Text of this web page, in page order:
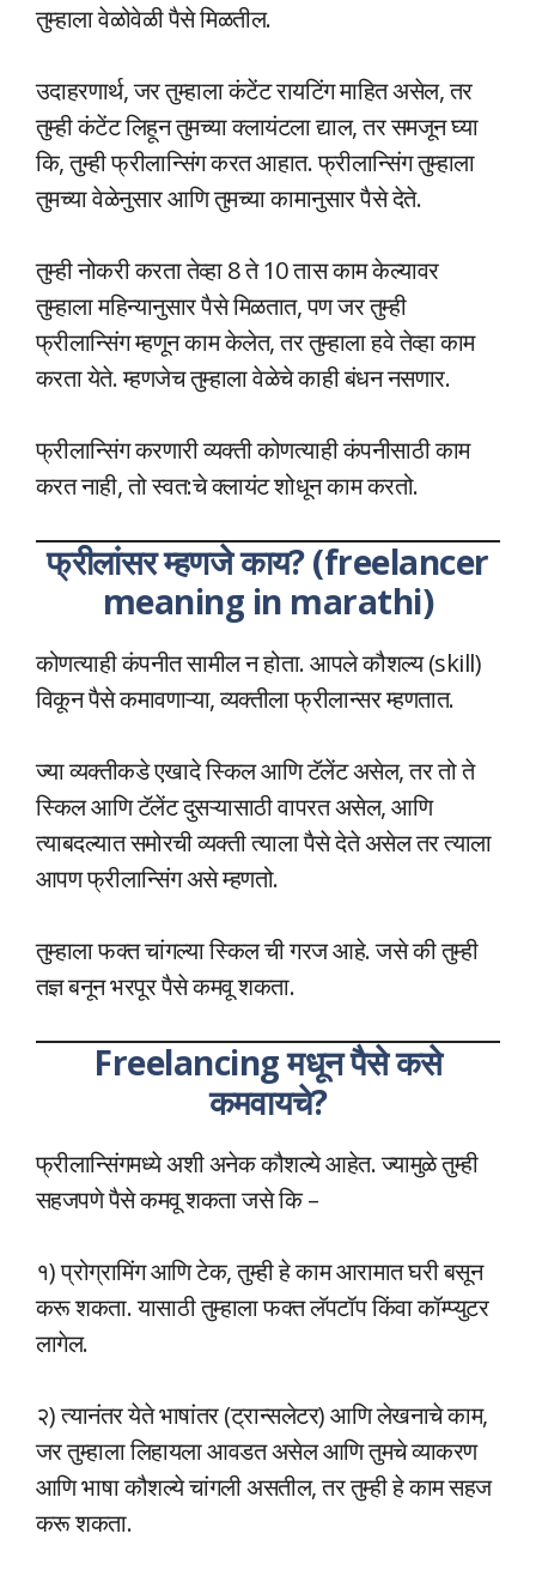
तुम्हाला वेळोवेळी पैसे मिळतील.
उदाहरणार्थ, जर तुम्हाला कंटेंट रायटिंग माहित असेल, तर
तुम्ही कंटेंट लिहून तुमच्या क्लायंटला द्याल, तर समजून घ्या
कि, तुम्ही फ्रीलान्सिंग करत आहात. फ्रीलान्सिंग तुम्हाला
तुमच्या वेळेनुसार आणि तुमच्या कामानुसार पैसे देते.
तुम्ही नोकरी करता तेव्हा 8 ते 10 तास काम केल्यावर
तुम्हाला महिन्यानुसार पैसे मिळतात, पण जर तुम्ही
फ्रीलान्सिंग म्हणून काम केलेत, तर तुम्हाला हवे तेव्हा काम
करता येते. म्हणजेच तुम्हाला वेळेचे काही बंधन नसणार.
फ्रीलान्सिंग करणारी व्यक्ती कोणत्याही कंपनीसाठी काम
करत नाही, तो स्वत:चे क्लायंट शोधून काम करतो.
फ्रीलांसर म्हणजे काय? (freelancer
meaning in marathi)
कोणत्याही कंपनीत सामील न होता. आपले कौशल्य (skill)
विकून पैसे कमावणाऱ्या, व्यक्तीला फ्रीलान्सर म्हणतात.
ज्या व्यक्तीकडे एखादे स्किल आणि टॅलेंट असेल, तर तो ते
स्किल आणि टॅलेंट दुसऱ्यासाठी वापरत असेल, आणि
त्याबदल्यात समोरची व्यक्ती त्याला पैसे देते असेल तर त्याला
आपण फ्रीलान्सिंग असे म्हणतो.
तुम्हाला फक्त चांगल्या स्किल ची गरज आहे. जसे की तुम्ही
तज्ञ बनून भरपूर पैसे कमवू शकता.
Freelancing मधून पैसे कसे
कमवायचे?
फ्रीलान्सिंगमध्ये अशी अनेक कौशल्ये आहेत. ज्यामुळे तुम्ही
सहजपणे पैसे कमवू शकता जसे कि –
१) प्रोग्रामिंग आणि टेक, तुम्ही हे काम आरामात घरी बसून
करू शकता. यासाठी तुम्हाला फक्त लॅपटॉप किंवा कॉम्प्युटर
लागेल.
२) त्यानंतर येते भाषांतर (ट्रान्सलेटर) आणि लेखनाचे काम,
जर तुम्हाला लिहायला आवडत असेल आणि तुमचे व्याकरण
आणि भाषा कौशल्ये चांगली असतील, तर तुम्ही हे काम सहज
करू शकता.